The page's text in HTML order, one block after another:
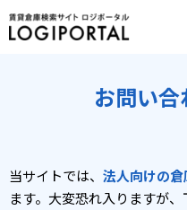
お問い
当サイトでは、 法人向けの倉
ます。 大変恐れ入りますが